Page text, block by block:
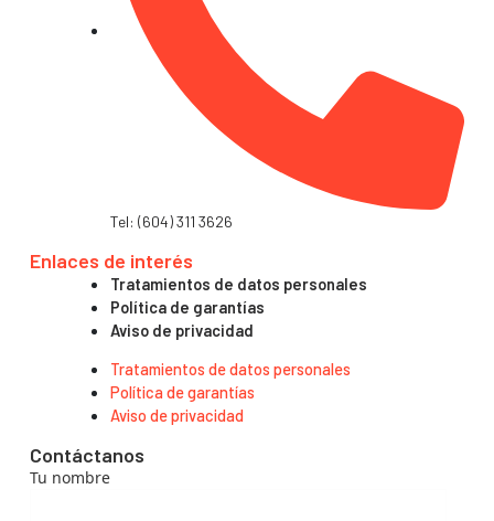
Tel: (604) 311 3626
Contáctanos
Tu nombre
Enlaces de interés
Tratamientos de datos personales
Política de garantías
Aviso de privacidad
Tratamientos de datos personales
Política de garantías
Aviso de privacidad